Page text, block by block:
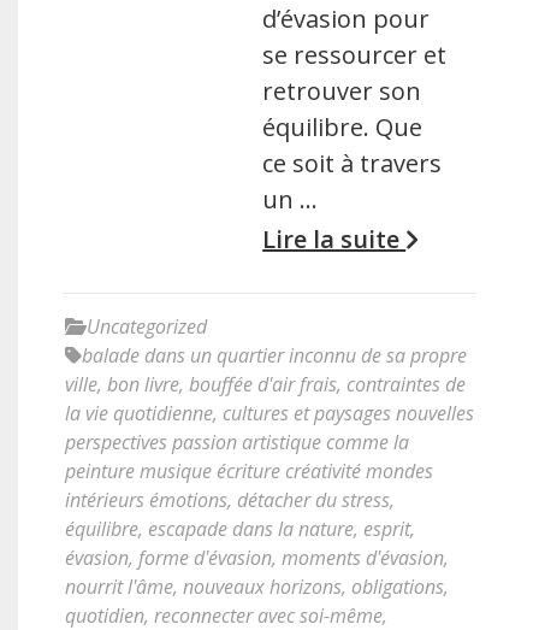
d’évasion pour
se ressourcer et
retrouver son
équilibre. Que
ce soit à travers
un …
Lire la suite
Uncategorized
balade dans un quartier inconnu de sa propre
ville, bon livre, bouffée d'air frais, contraintes de
la vie quotidienne, cultures et paysages nouvelles
perspectives passion artistique comme la
peinture musique écriture créativité mondes
intérieurs émotions, détacher du stress,
équilibre, escapade dans la nature, esprit,
évasion, forme d'évasion, moments d'évasion,
nourrit l'âme, nouveaux horizons, obligations,
quotidien, reconnecter avec soi-même,